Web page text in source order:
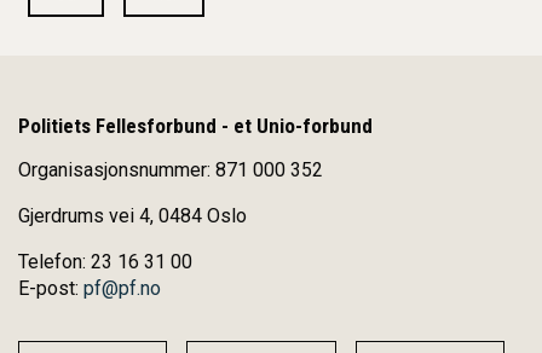
Politiets Fellesforbund - et Unio-forbund
Organisasjonsnummer: 871 000 352
Gjerdrums vei 4, 0484 Oslo
Telefon: 23 16 31 00
E-post: pf@pf.no